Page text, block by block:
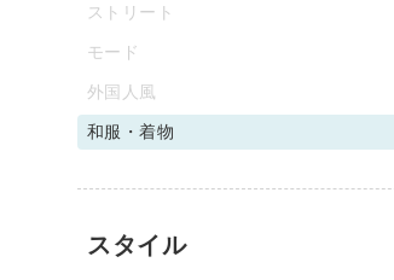
ストリート
モード
外国人風
和服・着物
スタイル